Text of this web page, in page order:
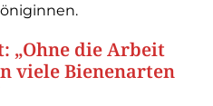
„Ohne die Arbeit
viele Bienenarten